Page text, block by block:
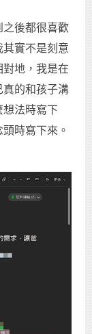
之後都很喜歡
其實不是刻意
地，我是在
真的和孩子溝
想法時寫下
時寫下來。